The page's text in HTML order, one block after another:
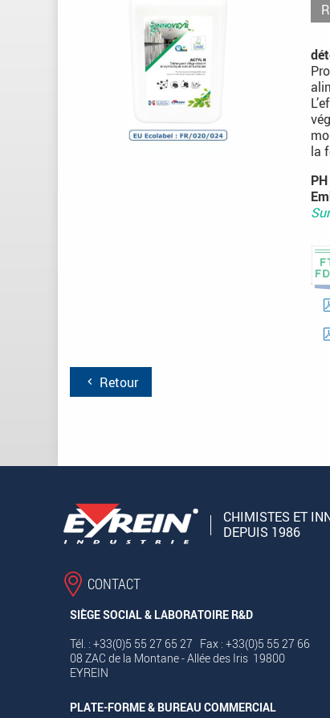
la
Retour
CHIMISTES ET
DEPUIS 1986
CONTACT
SIÈGE SOCIAL & LABORATOIRE R&D
Tél. : +33(0)5 55 27 65 27 Fax : +33(0)5 55 27 66
08 ZAC de la Montane - Allée des Iris 19800
EYREIN
PLATE-FORME & BUREAU COMMERCIAL